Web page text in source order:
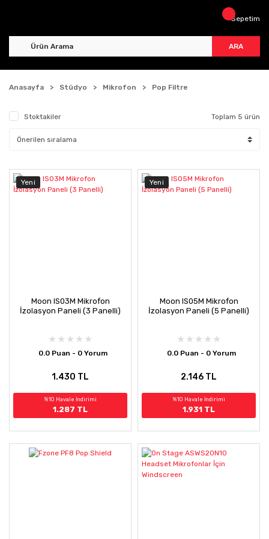
ARA
Sepetim
Anasayfa Stüdyo Mikrofon Pop Filtre
Stoktakiler Toplam 5 ürün
Yeni
Moon IS03M Mikrofon
İzolasyon Paneli (3 Panelli)
0.0 Puan - 0 Yorum
1.430 TL
%10 Havale İndirimi
1.287 TL
Yeni
Moon IS05M Mikrofon
İzolasyon Paneli (5 Panelli)
0.0 Puan - 0 Yorum
2.146 TL
%10 Havale İndirimi
1.931 TL